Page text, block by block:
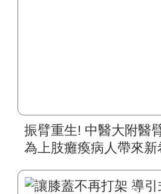
振臂重生! 中醫大附醫
為上肢癱瘓病人帶來新